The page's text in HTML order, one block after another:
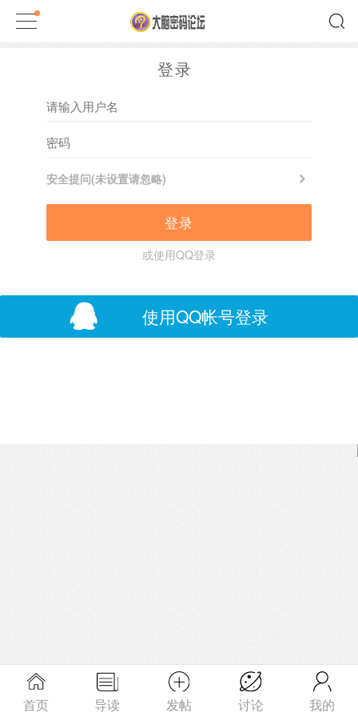
登录
安全提问(未设置请忽略)
登录
或使用QQ登录
使用QQ帐号登录
首页 导读 发帖 讨论 我的